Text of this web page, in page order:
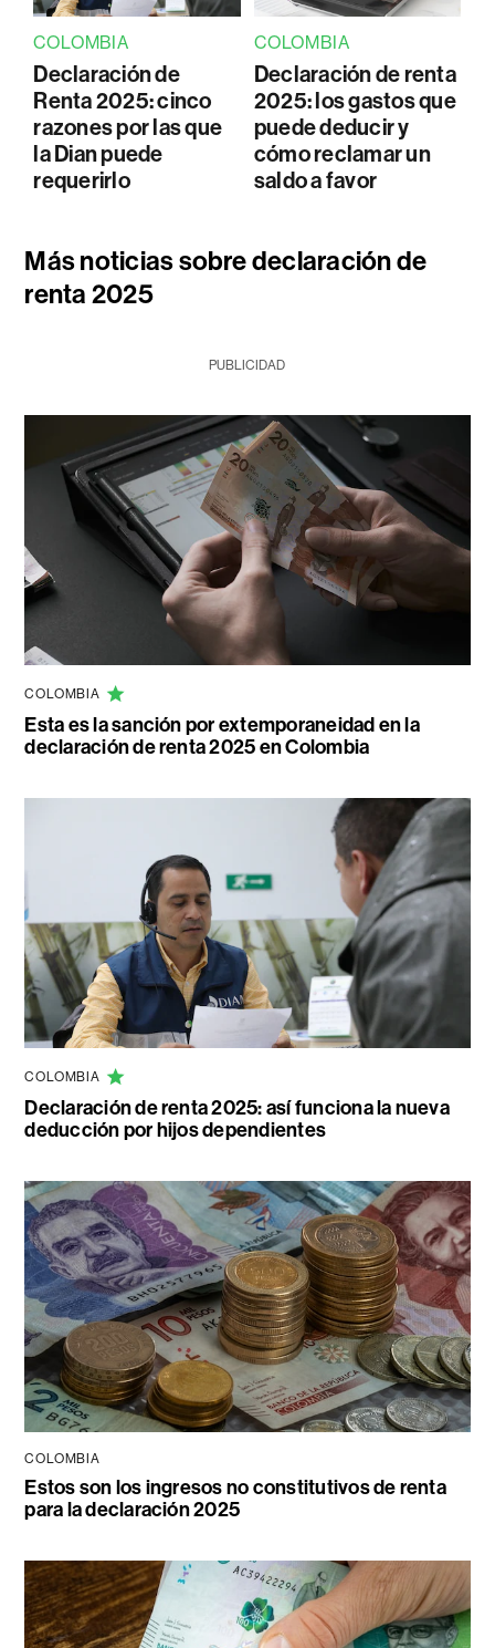
COLOMBIA
Declaración de
Renta 2025: cinco
razones por las que
la Dian puede
requerirlo
COLOMBIA
Declaración de renta
2025: los gastos que
puede deducir y
cómo reclamar un
saldo a favor
Más noticias sobre declaración de
renta 2025
PUBLICIDAD
COLOMBIA
Esta es la sanción por extemporaneidad en la
declaración de renta 2025 en Colombia
COLOMBIA
Declaración de renta 2025: así funciona la nueva
deducción por hijos dependientes
COLOMBIA
Estos son los ingresos no constitutivos de renta
para la declaración 2025